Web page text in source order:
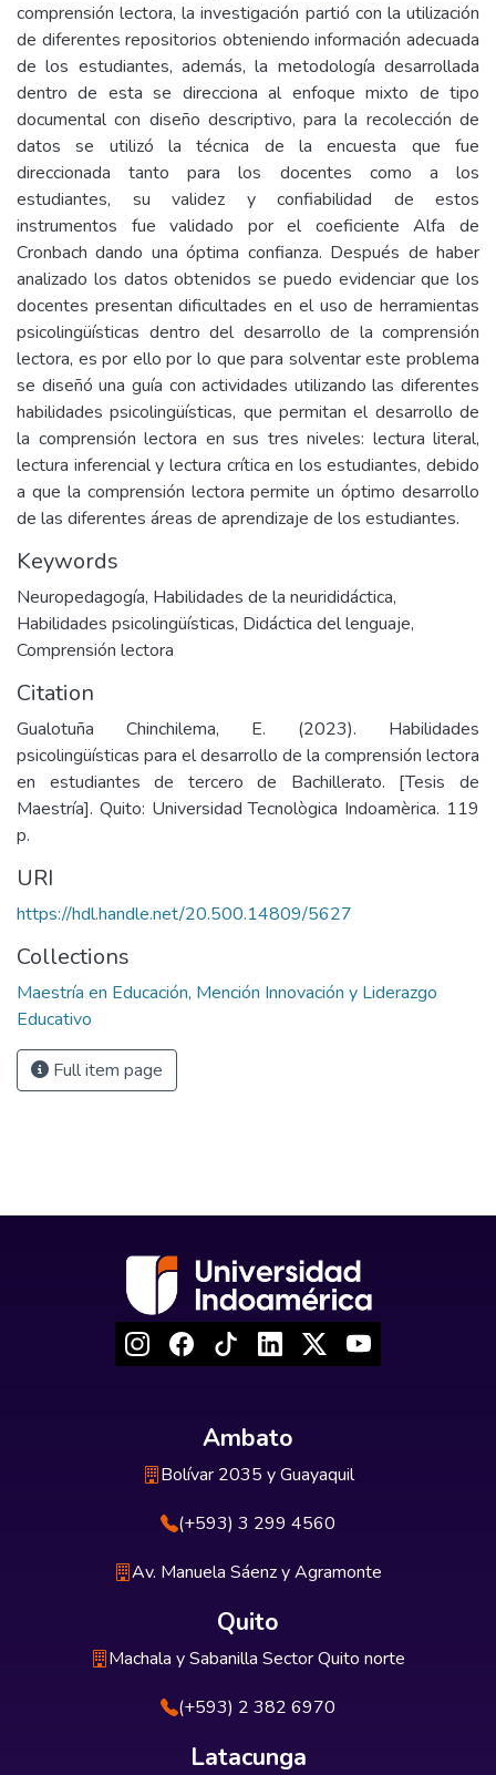
comprensión lectora, la investigación partió con la utilización
de diferentes repositorios obteniendo información adecuada
de los estudiantes, además, la metodología desarrollada
dentro de esta se direcciona al enfoque mixto de tipo
documental con diseño descriptivo, para la recolección de
datos se utilizó la técnica de la encuesta que fue
direccionada tanto para los docentes como a los
estudiantes, su validez y confiabilidad de estos
instrumentos fue validado por el coeficiente Alfa de
Cronbach dando una óptima confianza. Después de haber
analizado los datos obtenidos se puedo evidenciar que los
docentes presentan dificultades en el uso de herramientas
psicolingüísticas dentro del desarrollo de la comprensión
lectora, es por ello por lo que para solventar este problema
se diseñó una guía con actividades utilizando las diferentes
habilidades psicolingüísticas, que permitan el desarrollo de
la comprensión lectora en sus tres niveles: lectura literal,
lectura inferencial y lectura crítica en los estudiantes, debido
a que la comprensión lectora permite un óptimo desarrollo
de las diferentes áreas de aprendizaje de los estudiantes.
Keywords
Neuropedagogía, Habilidades de la neurididáctica,
Habilidades psicolingüísticas, Didáctica del lenguaje,
Comprensión lectora
Citation
Gualotuña Chinchilema, E. (2023). Habilidades
psicolingüísticas para el desarrollo de la comprensión lectora
en estudiantes de tercero de Bachillerato. [Tesis de
Maestría]. Quito: Universidad Tecnològica Indoamèrica. 119
p.
URI
https://hdl.handle.net/20.500.14809/5627
Collections
Maestría en Educación, Mención Innovación y Liderazgo
Educativo
Full item page
Ambato
Bolívar 2035 y Guayaquil
(+593) 3 299 4560
Av. Manuela Sáenz y Agramonte
Quito
Machala y Sabanilla Sector Quito norte
(+593) 2 382 6970
Latacunga